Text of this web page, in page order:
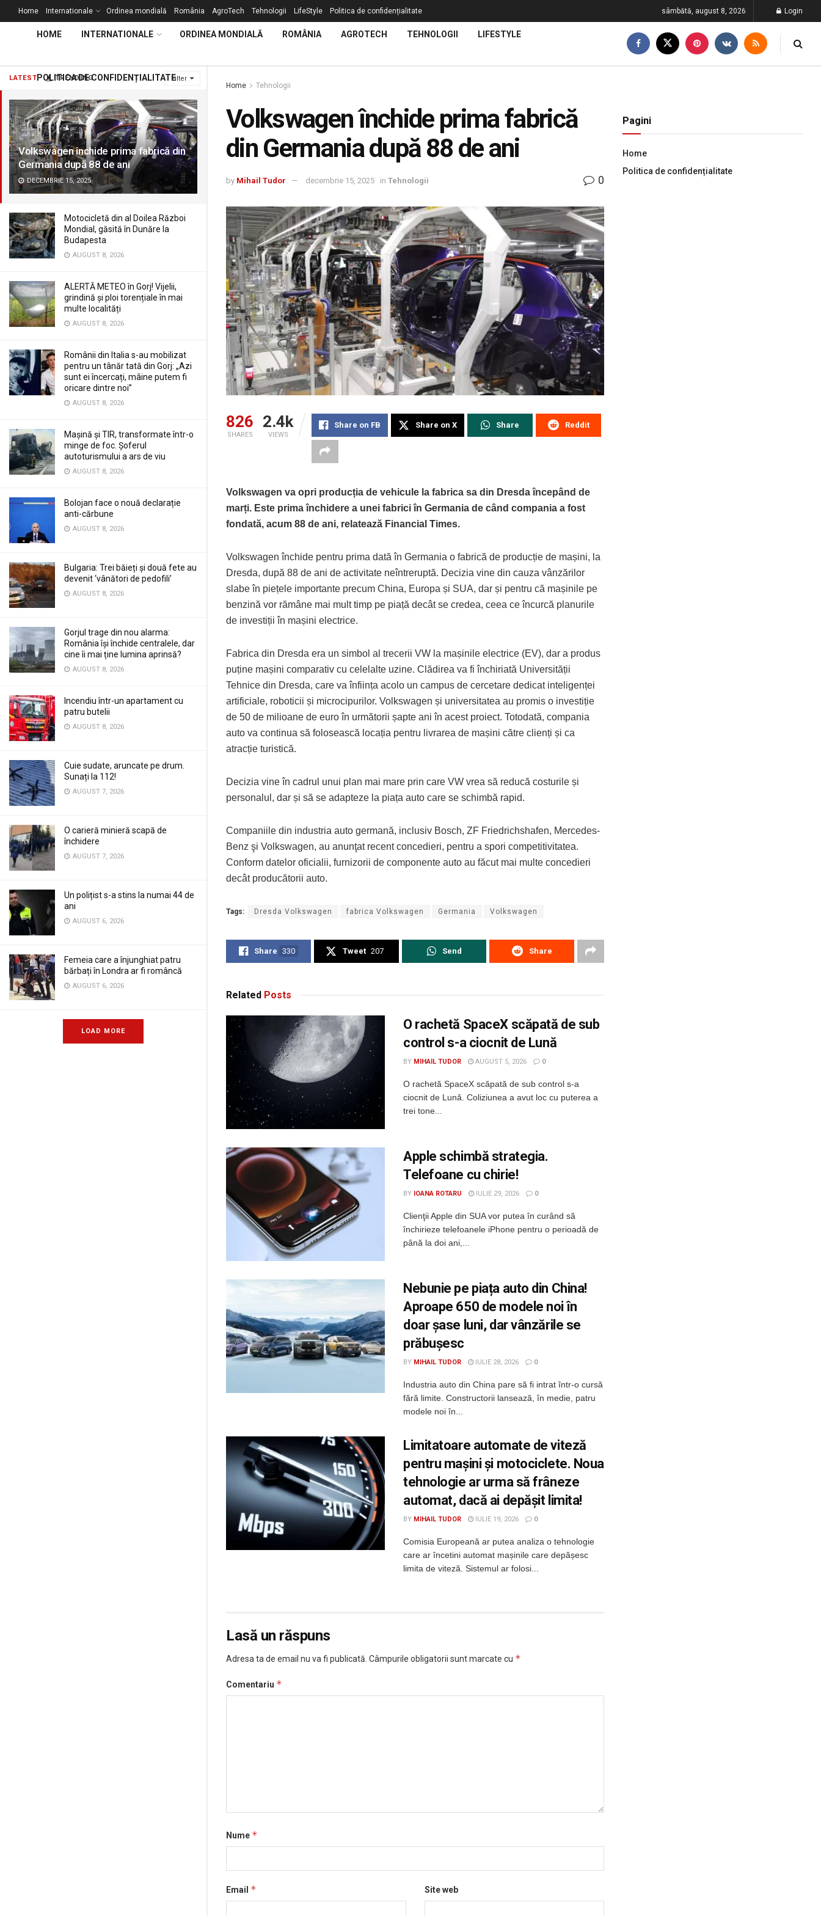
LATEST TRENDING Filter
Volkswagen închide prima fabrică din
Germania după 88 de ani
DECEMBRIE 15, 2025
Motocicletă din al Doilea Război
Mondial, găsită în Dunăre la
Budapesta
AUGUST 8, 2026
ALERTĂ METEO în Gorj! Vijelii,
grindină și ploi torențiale în mai
multe localități
AUGUST 8, 2026
Românii din Italia s-au mobilizat
pentru un tânăr tată din Gorj: „Azi
sunt ei încercați, mâine putem fi
oricare dintre noi”
AUGUST 8, 2026
Mașină și TIR, transformate într-o
minge de foc. Șoferul
autoturismului a ars de viu
AUGUST 8, 2026
Bolojan face o nouă declarație
anti-cărbune
AUGUST 8, 2026
Bulgaria: Trei băieți și două fete au
devenit ‘vânători de pedofili’
AUGUST 8, 2026
Gorjul trage din nou alarma:
România își închide centralele, dar
cine îi mai ține lumina aprinsă?
AUGUST 8, 2026
Incendiu într-un apartament cu
patru butelii
AUGUST 8, 2026
Cuie sudate, aruncate pe drum.
Sunați la 112!
AUGUST 7, 2026
O carieră minieră scapă de
închidere
AUGUST 7, 2026
Un polițist s-a stins la numai 44 de
ani
AUGUST 6, 2026
Femeia care a înjunghiat patru
bărbați în Londra ar fi româncă
AUGUST 6, 2026
LOAD MORE
Home Internationale Ordinea mondială România AgroTech Tehnologii LifeStyle Politica de confidențialitate sâmbătă, august 8, 2026 Login
HOME INTERNATIONALE ORDINEA MONDIALĂ ROMÂNIA AGROTECH TEHNOLOGII LIFESTYLE
POLITICA DE CONFIDENȚIALITATE
Home Tehnologii
Volkswagen închide prima fabrică
din Germania după 88 de ani
by Mihail Tudor decembrie 15, 2025 in Tehnologii 0
826
SHARES
2.4k
VIEWS
Share on FB Share on X Share Reddit
Volkswagen va opri producția de vehicule la fabrica sa din Dresda începând de
marți. Este prima închidere a unei fabrici în Germania de când compania a fost
fondată, acum 88 de ani, relatează Financial Times.
Volkswagen închide pentru prima dată în Germania o fabrică de producție de mașini, la
Dresda, după 88 de ani de activitate neîntreruptă. Decizia vine din cauza vânzărilor
slabe în piețele importante precum China, Europa și SUA, dar și pentru că mașinile pe
benzină vor rămâne mai mult timp pe piață decât se credea, ceea ce încurcă planurile
de investiții în mașini electrice.
Fabrica din Dresda era un simbol al trecerii VW la mașinile electrice (EV), dar a produs
puține mașini comparativ cu celelalte uzine. Clădirea va fi închiriată Universității
Tehnice din Dresda, care va înființa acolo un campus de cercetare dedicat inteligenței
artificiale, roboticii și microcipurilor. Volkswagen și universitatea au promis o investiție
de 50 de milioane de euro în următorii șapte ani în acest proiect. Totodată, compania
auto va continua să folosească locația pentru livrarea de mașini către clienți și ca
atracție turistică.
Decizia vine în cadrul unui plan mai mare prin care VW vrea să reducă costurile și
personalul, dar și să se adapteze la piața auto care se schimbă rapid.
Companiile din industria auto germană, inclusiv Bosch, ZF Friedrichshafen, Mercedes-
Benz şi Volkswagen, au anunţat recent concedieri, pentru a spori competitivitatea.
Conform datelor oficialii, furnizorii de componente auto au făcut mai multe concedieri
decât producătorii auto.
Tags: Dresda Volkswagen fabrica Volkswagen Germania Volkswagen
Share 330 Tweet 207 Send Share
Related Posts
O rachetă SpaceX scăpată de sub
control s-a ciocnit de Lună
BY MIHAIL TUDOR AUGUST 5, 2026 0
O rachetă SpaceX scăpată de sub control s-a
ciocnit de Lună. Coliziunea a avut loc cu puterea a
trei tone...
Apple schimbă strategia.
Telefoane cu chirie!
BY IOANA ROTARU IULIE 29, 2026 0
Clienţii Apple din SUA vor putea în curând să
închirieze telefoanele iPhone pentru o perioadă de
până la doi ani,...
Nebunie pe piața auto din China!
Aproape 650 de modele noi în
doar șase luni, dar vânzările se
prăbușesc
BY MIHAIL TUDOR IULIE 28, 2026 0
Industria auto din China pare să fi intrat într-o cursă
fără limite. Constructorii lansează, în medie, patru
modele noi în...
Limitatoare automate de viteză
pentru mașini și motociclete. Noua
tehnologie ar urma să frâneze
automat, dacă ai depășit limita!
BY MIHAIL TUDOR IULIE 19, 2026 0
Comisia Europeană ar putea analiza o tehnologie
care ar încetini automat mașinile care depășesc
limita de viteză. Sistemul ar folosi...
Lasă un răspuns
Adresa ta de email nu va fi publicată. Câmpurile obligatorii sunt marcate cu *
Comentariu *
Nume *
Email * Site web
Pagini
Home
Politica de confidențialitate